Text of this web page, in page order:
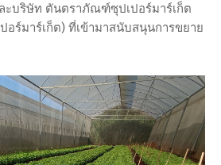
ะบริษัท ตันตราภัณฑ์ซุปเปอร์มาร์เก็ต
อร์มาร์เก็ต) ที่เข้ามาสนับสนุนการขยาย